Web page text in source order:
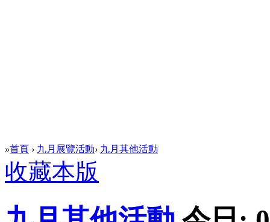
»首頁 › 九月展覽活動› 九月其他活動
收藏本版